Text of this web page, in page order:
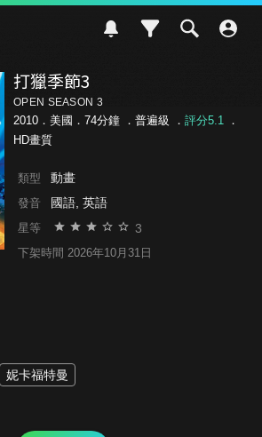
打獵季節3
OPEN SEASON 3
2010．美國．74分鐘 ． 普遍級 ． 評分5.1．
HD畫質
類型 動畫
發音 國語, 英語
星等 3
下架時間 2026年10月31日
妮卡福特曼